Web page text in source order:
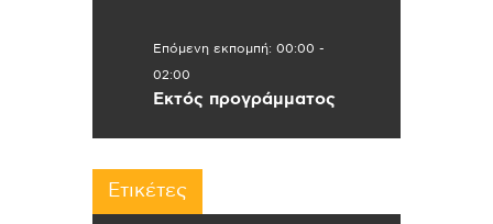
Επόμενη εκπομπή: 00:00 -
02:00
Εκτός προγράμματος
Ετικέτες